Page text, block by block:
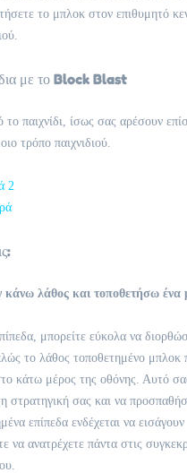
το μπλοκ στον επιθυμητό
με το Block Blast
το παιχνίδι, ίσως σας αρέσουν
τρόπο παιχνιδιού.
2
κάνω λάθος και τοποθετήσω ένα
μπορείτε εύκολα να
το λάθος τοποθετημένο μπλοκ
κάτω μέρος της οθόνης. Αυτό
στρατηγική σας και να
επίπεδα ενδέχεται να εισάγουν
να ανατρέχετε πάντα στις